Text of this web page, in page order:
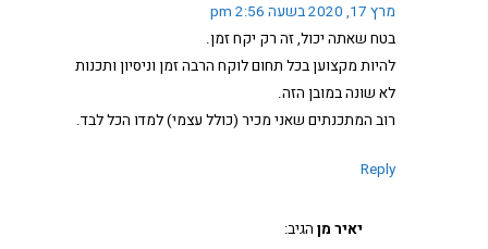
מרץ 17, 2020 בשעה 2:56 pm
בטח שאתה יכול, זה רק יקח זמן.
להיות מקצוען בכל תחום לוקח הרבה זמן וניסיון ותכנות
לא שונה במובן הזה.
רוב המתכנתים שאני מכיר (כולל עצמי) למדו הכל לבד.
Reply
יאיר מן הגיב: